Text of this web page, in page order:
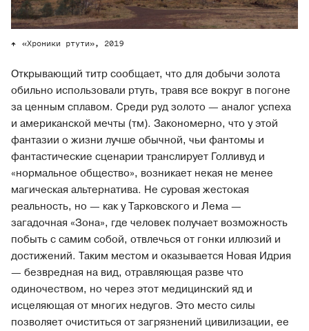
«Хроники ртути», 2019
Открывающий титр сообщает, что для добычи золота
обильно использовали ртуть, травя все вокруг в погоне
за ценным сплавом. Среди руд золото — аналог успеха
и американской мечты (тм). Закономерно, что у этой
фантазии о жизни лучше обычной, чьи фантомы и
фантастические сценарии транслирует Голливуд и
«нормальное общество», возникает некая не менее
магическая альтернатива. Не суровая жестокая
реальность, но — как у Тарковского и Лема —
загадочная «Зона», где человек получает возможность
побыть с самим собой, отвлечься от гонки иллюзий и
достижений. Таким местом и оказывается Новая Идрия
— безвредная на вид, отравляющая разве что
одиночеством, но через этот медицинский яд и
исцеляющая от многих недугов. Это место силы
позволяет очиститься от загрязнений цивилизации, ее